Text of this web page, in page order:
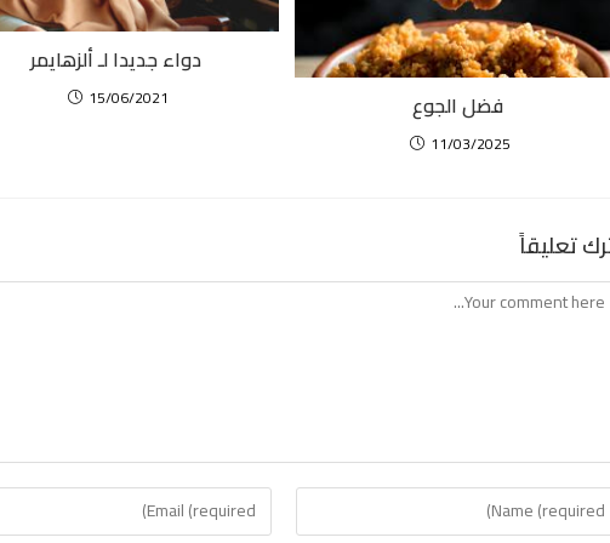
دواء جديدا لـ ألزهايمر
15/06/2021 فضل الجوع
11/03/2025
تعليقاً